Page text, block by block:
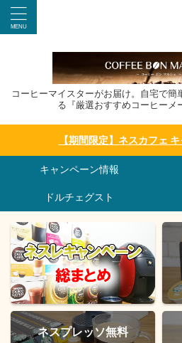
コーヒーマイスターがお届け。自宅で
る『厳選おすすめコーヒーメ
【期間限定】ネスカフェ
キャンペーン情報
ドルチェグスト
ネスプレッソ無料